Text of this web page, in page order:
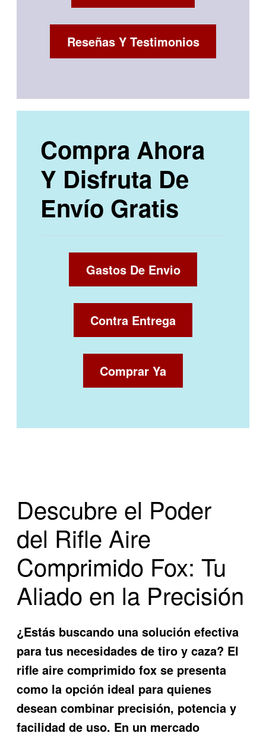
Reseñas Y Testimonios
Compra Ahora
Y Disfruta De
Envío Gratis
Gastos De Envio
Contra Entrega
Comprar Ya
Descubre el Poder
del Rifle Aire
Comprimido Fox: Tu
Aliado en la Precisión
¿Estás buscando una solución efectiva
para tus necesidades de tiro y caza? El
rifle aire comprimido fox se presenta
como la opción ideal para quienes
desean combinar precisión, potencia y
facilidad de uso. En un mercado